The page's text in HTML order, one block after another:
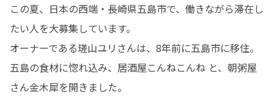
この夏、日本の西端・長崎県五島市で、働きながら滞在し
たい人を大募集しています。
オーナーである瑳山ユリさんは、8年前に五島市に移住。
五島の食材に惚れ込み、居酒屋こんねこんね と、朝粥屋
さん金木犀を開きました。